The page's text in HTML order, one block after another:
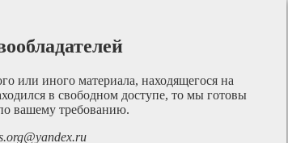
или иного материала, находящегося на
в свободном доступе, то мы готовы
вашему требованию.